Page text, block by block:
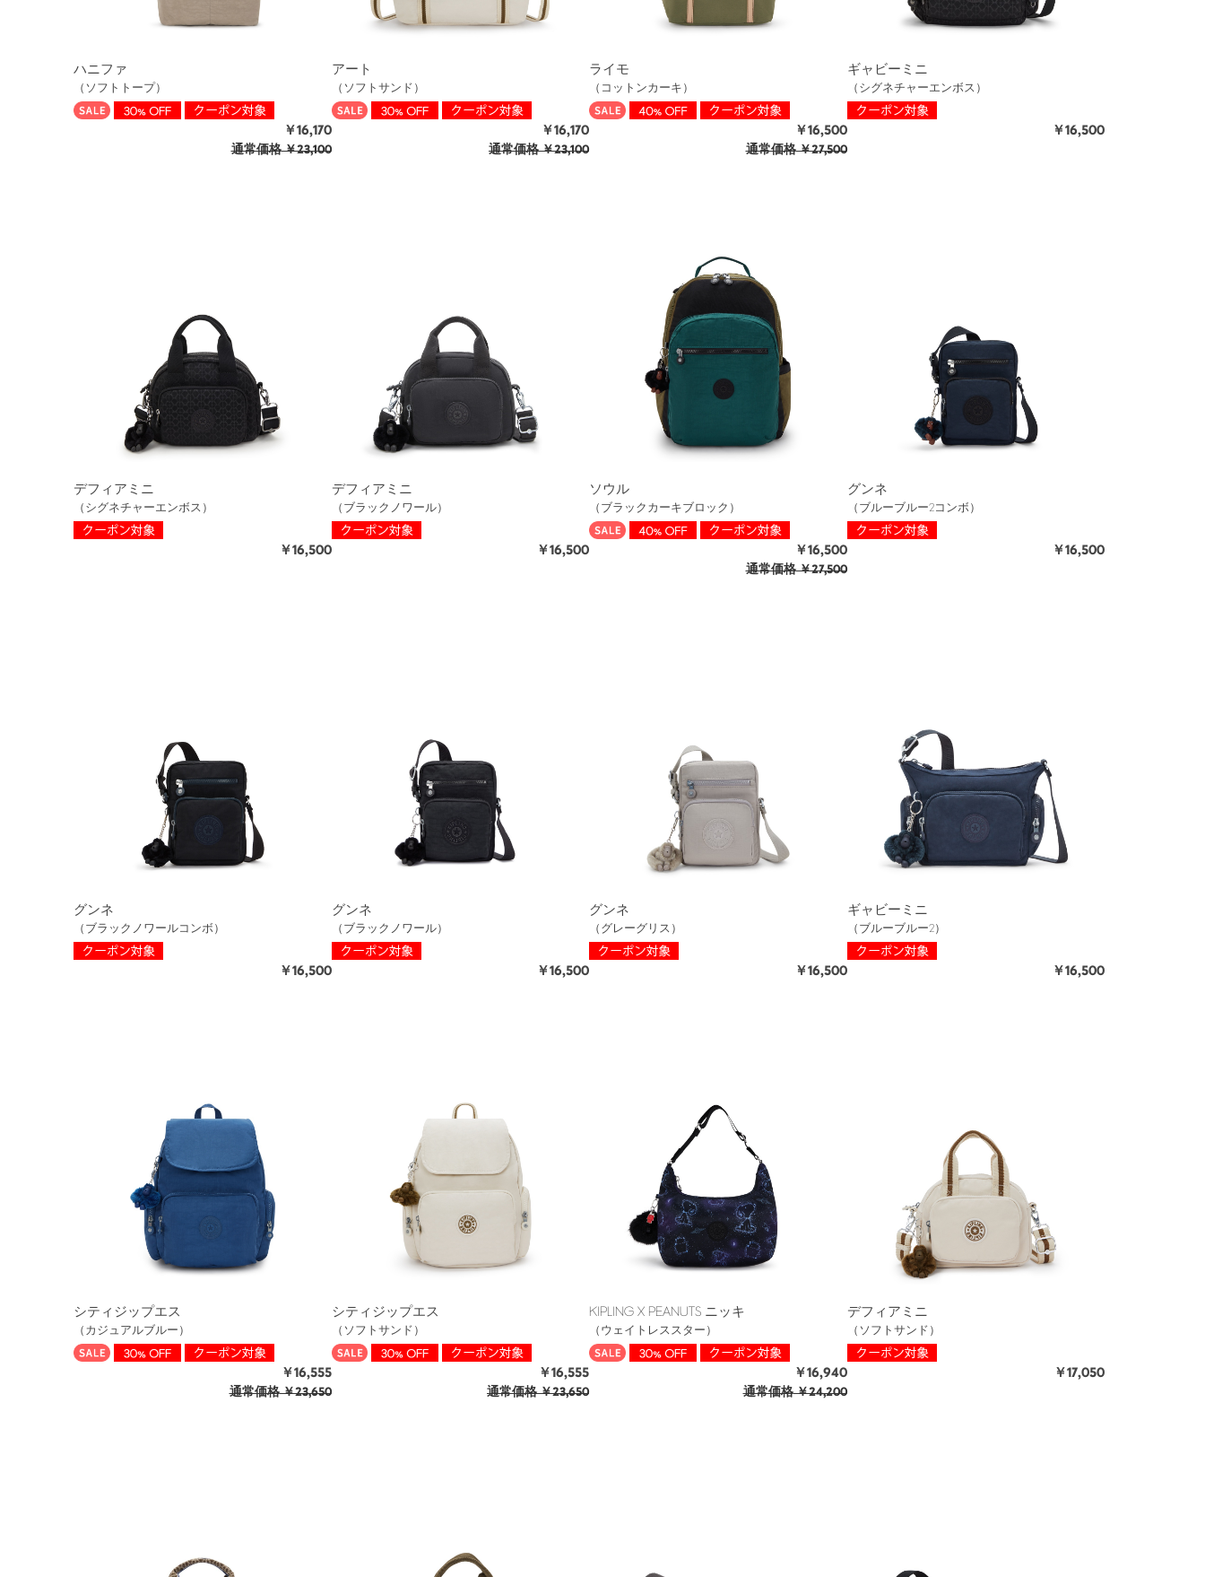
ハニファ
（ソフトトープ）
￥16,170
通常価格￥23,100
アート
（ソフトサンド）
￥16,170
通常価格￥23,100
ライモ
（コットンカーキ）
￥16,500
通常価格￥27,500
ギャビーミニ
（シグネチャーエンボス）
￥16,500
デフィアミニ
（シグネチャーエンボス）
￥16,500
デフィアミニ
（ブラックノワール）
￥16,500
ソウル
（ブラックカーキブロック）
￥16,500
通常価格￥27,500
グンネ
（ブルーブルー2コンボ）
￥16,500
グンネ
（ブラックノワールコンボ）
￥16,500
グンネ
（ブラックノワール）
￥16,500
グンネ
（グレーグリス）
￥16,500
ギャビーミニ
（ブルーブルー2）
￥16,500
シティジップエス
（カジュアルブルー）
￥16,555
通常価格￥23,650
シティジップエス
（ソフトサンド）
￥16,555
通常価格￥23,650
KIPLING X PEANUTS ニッキ
（ウェイトレススター）
￥16,940
通常価格￥24,200
デフィアミニ
（ソフトサンド）
￥17,050